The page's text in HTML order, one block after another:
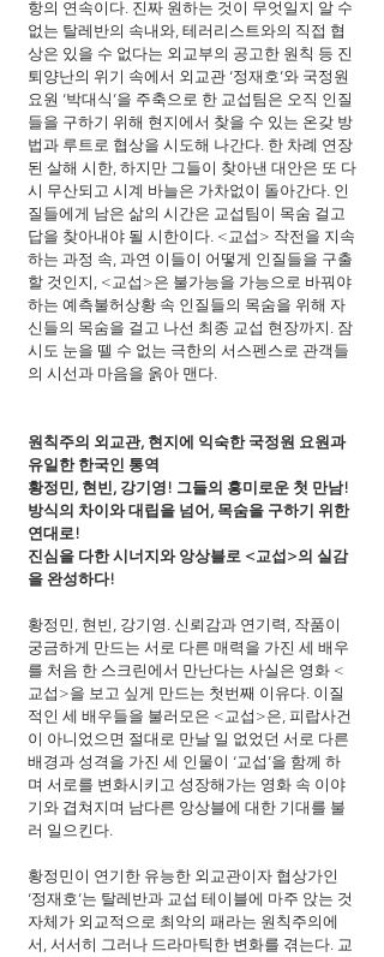
항의 연속이다. 진짜 원하는 것이 무엇일지 알 수
없는 탈레반의 속내와, 테러리스트와의 직접 협
상은 있을 수 없다는 외교부의 공고한 원칙 등 진
퇴양난의 위기 속에서 외교관 ‘정재호’와 국정원
요원 ‘박대식’을 주축으로 한 교섭팀은 오직 인질
들을 구하기 위해 현지에서 찾을 수 있는 온갖 방
법과 루트로 협상을 시도해 나간다. 한 차례 연장
된 살해 시한, 하지만 그들이 찾아낸 대안은 또 다
시 무산되고 시계 바늘은 가차없이 돌아간다. 인
질들에게 남은 삶의 시간은 교섭팀이 목숨 걸고
답을 찾아내야 될 시한이다. <교섭> 작전을 지속
하는 과정 속, 과연 이들이 어떻게 인질들을 구출
할 것인지, <교섭>은 불가능을 가능으로 바꿔야
하는 예측불허상황 속 인질들의 목숨을 위해 자
신들의 목숨을 걸고 나선 최종 교섭 현장까지. 잠
시도 눈을 뗄 수 없는 극한의 서스펜스로 관객들
의 시선과 마음을 옭아 맨다.
원칙주의 외교관, 현지에 익숙한 국정원 요원과
유일한 한국인 통역
황정민, 현빈, 강기영! 그들의 흥미로운 첫 만남!
방식의 차이와 대립을 넘어, 목숨을 구하기 위한
연대로!
진심을 다한 시너지와 앙상블로 <교섭>의 실감
을 완성하다!
황정민, 현빈, 강기영. 신뢰감과 연기력, 작품이
궁금하게 만드는 서로 다른 매력을 가진 세 배우
를 처음 한 스크린에서 만난다는 사실은 영화 <
교섭>을 보고 싶게 만드는 첫번째 이유다. 이질
적인 세 배우들을 불러모은 <교섭>은, 피랍사건
이 아니었으면 절대로 만날 일 없었던 서로 다른
배경과 성격을 가진 세 인물이 ‘교섭’을 함께 하
며 서로를 변화시키고 성장해가는 영화 속 이야
기와 겹쳐지며 남다른 앙상블에 대한 기대를 불
러 일으킨다.
황정민이 연기한 유능한 외교관이자 협상가인
‘정재호’는 탈레반과 교섭 테이블에 마주 앉는 것
자체가 외교적으로 최악의 패라는 원칙주의에
서, 서서히 그러나 드라마틱한 변화를 겪는다. 교